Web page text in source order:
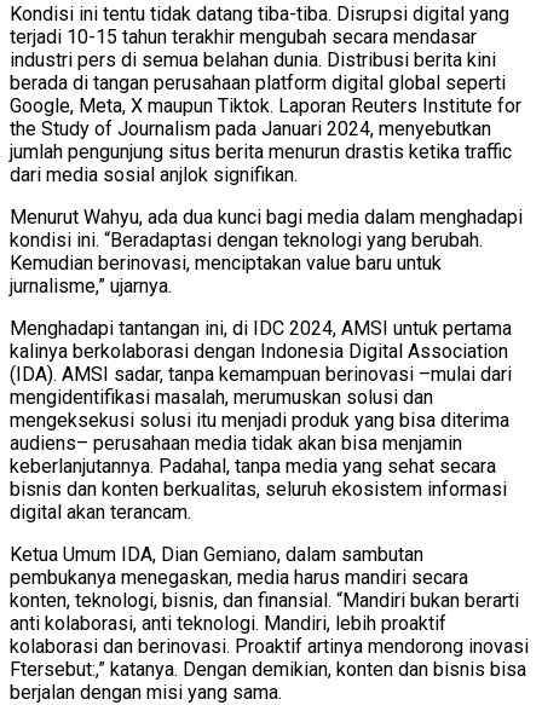
Kondisi ini tentu tidak datang tiba-tiba. Disrupsi digital yang
terjadi 10-15 tahun terakhir mengubah secara mendasar
industri pers di semua belahan dunia. Distribusi berita kini
berada di tangan perusahaan platform digital global seperti
Google, Meta, X maupun Tiktok. Laporan Reuters Institute for
the Study of Journalism pada Januari 2024, menyebutkan
jumlah pengunjung situs berita menurun drastis ketika traffic
dari media sosial anjlok signifikan.
Menurut Wahyu, ada dua kunci bagi media dalam menghadapi
kondisi ini. “Beradaptasi dengan teknologi yang berubah.
Kemudian berinovasi, menciptakan value baru untuk
jurnalisme,” ujarnya.
Menghadapi tantangan ini, di IDC 2024, AMSI untuk pertama
kalinya berkolaborasi dengan Indonesia Digital Association
(IDA). AMSI sadar, tanpa kemampuan berinovasi –mulai dari
mengidentifikasi masalah, merumuskan solusi dan
mengeksekusi solusi itu menjadi produk yang bisa diterima
audiens– perusahaan media tidak akan bisa menjamin
keberlanjutannya. Padahal, tanpa media yang sehat secara
bisnis dan konten berkualitas, seluruh ekosistem informasi
digital akan terancam.
Ketua Umum IDA, Dian Gemiano, dalam sambutan
pembukanya menegaskan, media harus mandiri secara
konten, teknologi, bisnis, dan finansial. “Mandiri bukan berarti
anti kolaborasi, anti teknologi. Mandiri, lebih proaktif
kolaborasi dan berinovasi. Proaktif artinya mendorong inovasi
Ftersebut:,” katanya. Dengan demikian, konten dan bisnis bisa
berjalan dengan misi yang sama.